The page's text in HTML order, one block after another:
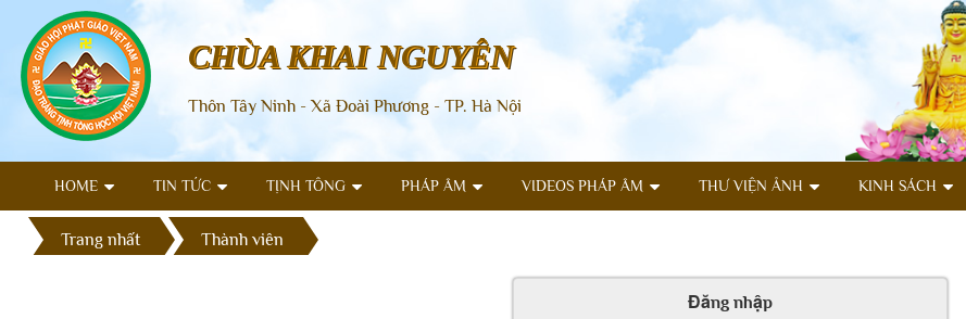
CHÙA KHAI NGUYÊN
Thôn Tây Ninh - Xã Đoài Phương - TP. Hà Nội
HOME TIN TỨC TỊNH TÔNG PHÁP ÂM VIDEOS PHÁP ÂM THƯ VIỆN ẢNH KINH SÁCH
Trang nhất Thành viên
Đăng nhập